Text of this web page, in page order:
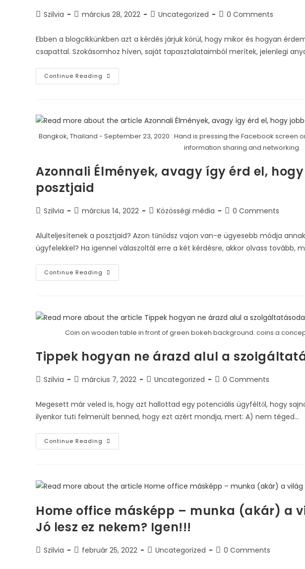
Szilvia március 28, 2022 Uncategorized 0 Comments
Ebben a blogcikkünkben azt a kérdés járjuk körül, hogy mikor és hogyan
csapattal. Szokásomhoz híven, saját tapasztalataimból merítek, jelenlegi
Continue Reading
Bangkok, Thailand - September 23, 2020 : Hand is pressing the Facebook screen
information sharing and networking.
Azonnali Élmények, avagy így érd el,
posztjaid
Szilvia március 14, 2022 Közösségi média 0 Comments
Alulteljesítenek a posztjaid? Azon tűnődsz vajon van-e ügyesebb módja
ügyfelekkel? Ha igennel válaszoltál erre a két kérdésre, akkor olvass tovább,
Continue Reading
Coin on wooden table in front of green bokeh background. coins a
Tippek hogyan ne árazd alul a
Szilvia március 7, 2022 Uncategorized 0 Comments
Megesett már veled is, hogy azt hallottad egy potenciális ügyféltől, hogy
ilyenkor tuti felmerült benned, hogy ezt azért mondja, mert: A) nem téged…
Continue Reading
Home office másképp – munka (akár) a
Jó lesz ez nekem? Igen!!!
Szilvia február 25, 2022 Uncategorized 0 Comments